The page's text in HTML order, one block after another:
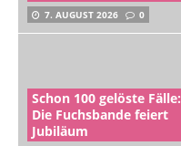
7. AUGUST 2026 0
Schon 100 gelöste Fälle:
Die Fuchsbande feiert
Jubiläum